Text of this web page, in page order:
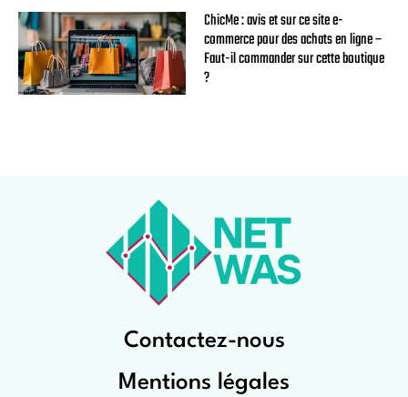
ChicMe : avis et sur ce site e-
commerce pour des achats en ligne –
Faut-il commander sur cette boutique
?
Contactez-nous
Mentions légales